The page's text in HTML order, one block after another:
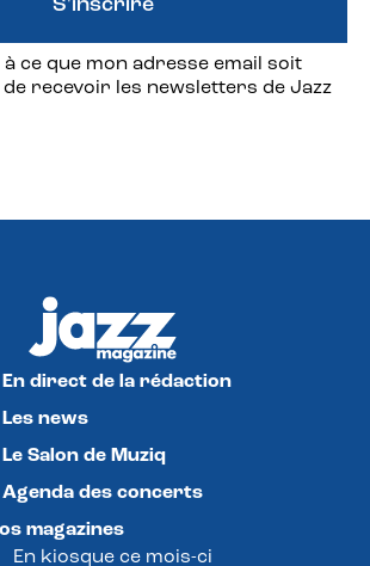
ce que mon adresse email soit
de recevoir les newsletters de Jazz
S'inscrire
En direct de la rédaction
Les news
Le Salon de Muziq
Agenda des concerts
magazines
En kiosque ce mois-ci